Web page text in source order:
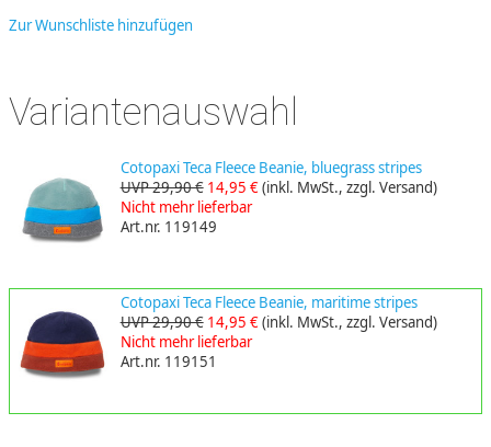
Zur Wunschliste hinzufügen
Variantenauswahl
Cotopaxi Teca Fleece Beanie, bluegrass stripes
UVP 29,90 € 14,95 €(inkl. MwSt., zzgl. Versand)
Nicht mehr lieferbar
Art.nr. 119149
Cotopaxi Teca Fleece Beanie, maritime stripes
UVP 29,90 € 14,95 €(inkl. MwSt., zzgl. Versand)
Nicht mehr lieferbar
Art.nr. 119151